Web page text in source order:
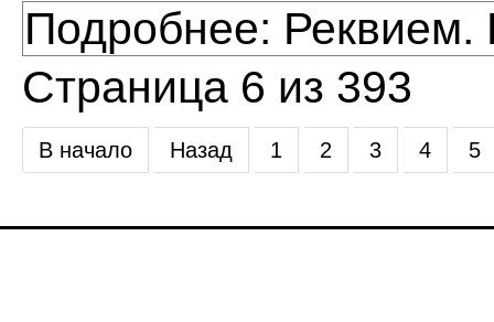
Подробнее: Реквием.
Страница 6 из 393
В начало Назад 1 2 3 4 5